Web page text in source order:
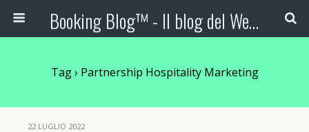
Booking Blog™ - Il blog del Web Marketing Turistico
Tag › Partnership Hospitality Marketing
22 LUGLIO 2022